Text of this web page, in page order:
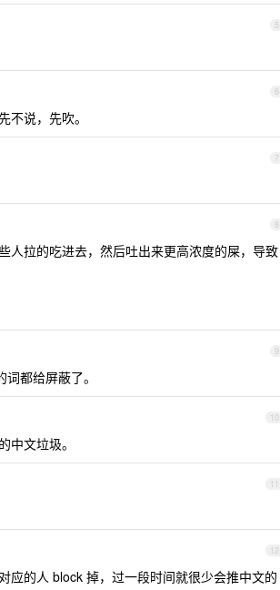
5
6
说，先吹。
7
8
人拉的吃进去，然后吐出来更高浓度的屎，导致
9
都给屏蔽了。
10
文垃圾。
11
12
应的人 block 掉，过一段时间就很少会推中文的